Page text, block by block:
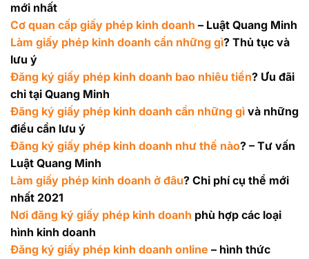
mới nhất
Cơ quan cấp giấy phép kinh doanh – Luật Quang Minh
Làm giấy phép kinh doanh cần những gì? Thủ tục và
lưu ý
Đăng ký giấy phép kinh doanh bao nhiêu tiền? Ưu đãi
chỉ tại Quang Minh
Đăng ký giấy phép kinh doanh cần những gì và những
điều cần lưu ý
Đăng ký giấy phép kinh doanh như thế nào? – Tư vấn
Luật Quang Minh
Làm giấy phép kinh doanh ở đâu? Chi phí cụ thể mới
nhất 2021
Nơi đăng ký giấy phép kinh doanh phù hợp các loại
hình kinh doanh
Đăng ký giấy phép kinh doanh online – hình thức